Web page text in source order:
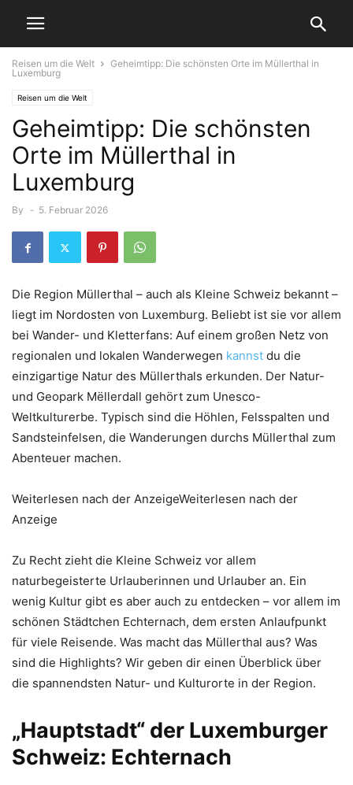
Reisen um die Welt
Geheimtipp: Die schönsten Orte im Müllerthal in
Luxemburg
Reisen um die Welt
Geheimtipp: Die schönsten
Orte im Müllerthal in
Luxemburg
By - 5. Februar 2026
Die Region Müllerthal – auch als Kleine Schweiz bekannt –
liegt im Nordosten von Luxemburg. Beliebt ist sie vor allem
bei Wander- und Kletterfans: Auf einem großen Netz von
regionalen und lokalen Wanderwegen kannst du die
einzigartige Natur des Müllerthals erkunden. Der Natur-
und Geopark Mëllerdall gehört zum Unesco-
Weltkulturerbe. Typisch sind die Höhlen, Felsspalten und
Sandsteinfelsen, die Wanderungen durchs Müllerthal zum
Abenteuer machen.
Weiterlesen nach der AnzeigeWeiterlesen nach der
Anzeige
Zu Recht zieht die Kleine Schweiz vor allem
naturbegeisterte Urlauberinnen und Urlauber an. Ein
wenig Kultur gibt es aber auch zu entdecken – vor allem im
schönen Städtchen Echternach, dem ersten Anlaufpunkt
für viele Reisende. Was macht das Müllerthal aus? Was
sind die Highlights? Wir geben dir einen Überblick über
die spannendsten Natur- und Kulturorte in der Region.
„Hauptstadt“ der Luxemburger
Schweiz: Echternach